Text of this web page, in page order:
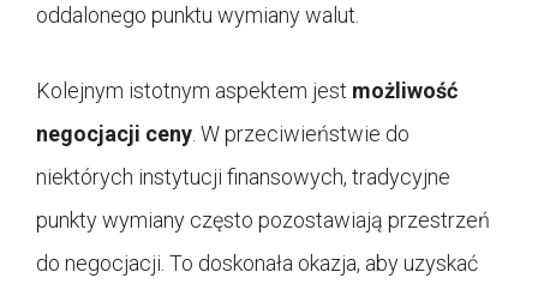
oddalonego punktu wymiany walut.
Kolejnym istotnym aspektem jest możliwość
negocjacji ceny . W przeciwieństwie do
niektórych instytucji finansowych, tradycyjne
punkty wymiany często pozostawiają przestrzeń
do negocjacji. To doskonała okazja, aby uzyskać